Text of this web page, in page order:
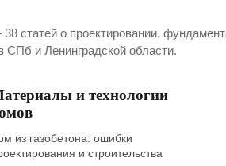
статей о проектировании,
СПб и Ленинградской области.
и технологии
из газобетона: ошибки
и строительства